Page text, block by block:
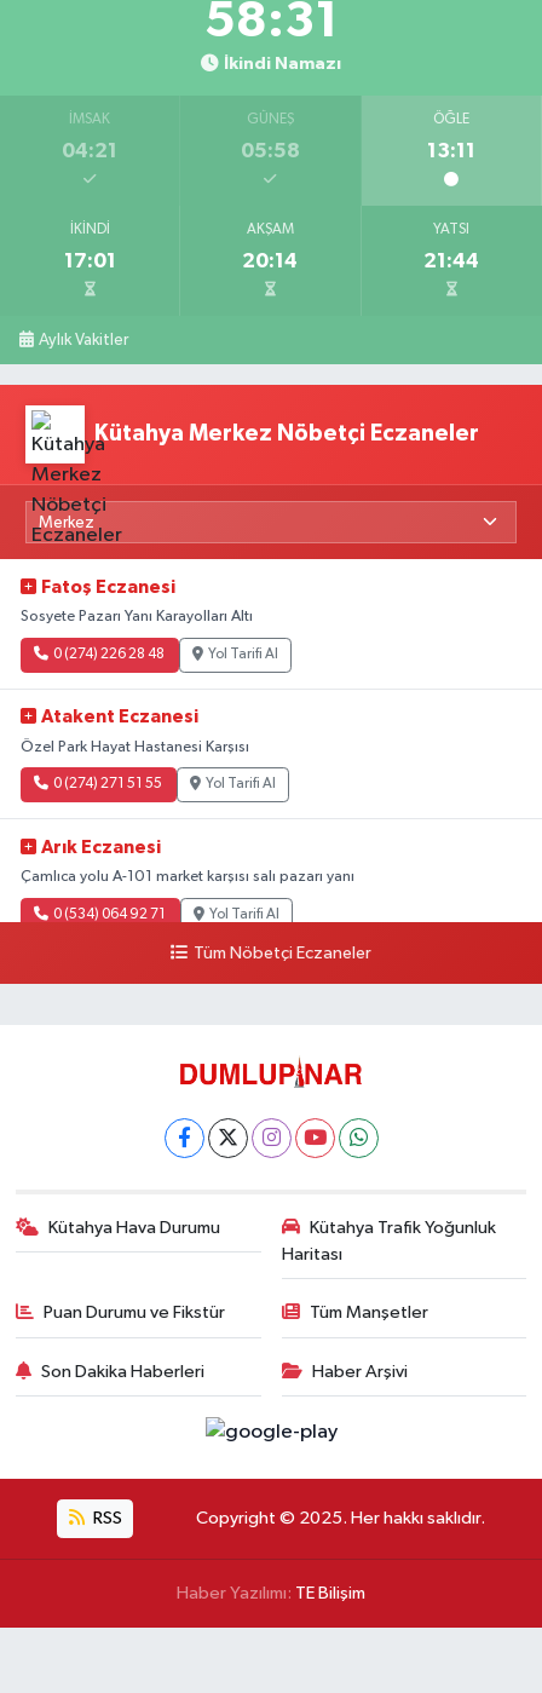
58:30
İkindi Namazı
İMSAK
04:21
GÜNEŞ
05:58
ÖĞLE
13:11
İKINDI
17:01
AKŞAM
20:14
YATSI
21:44
Aylık Vakitler
Kütahya Merkez Nöbetçi Eczaneler
Fatoş Eczanesi
Sosyete Pazarı Yanı Karayolları Altı
0 (274) 226 28 48 Yol Tarifi Al
Atakent Eczanesi
Özel Park Hayat Hastanesi Karşısı
0 (274) 271 51 55 Yol Tarifi Al
Arık Eczanesi
Çamlıca yolu A-101 market karşısı salı pazarı yanı
0 (534) 064 92 71 Yol Tarifi Al
Tüm Nöbetçi Eczaneler
Kütahya Hava Durumu
Kütahya Trafik Yoğunluk
Haritası
Puan Durumu ve Fikstür Tüm Manşetler
Son Dakika Haberleri Haber Arşivi
RSS Copyright © 2025. Her hakkı saklıdır.
Haber Yazılımı: TE Bilişim